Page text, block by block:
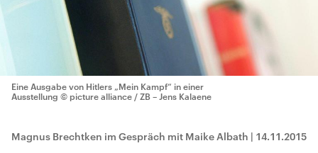
Eine Ausgabe von Hitlers „Mein Kampf“ in einer
Ausstellung © picture alliance / ZB – Jens Kalaene
Magnus Brechtken im Gespräch mit Maike Albath | 14.11.2015